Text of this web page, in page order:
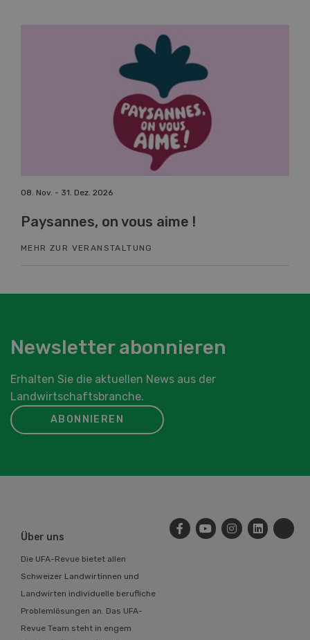
08. Nov. - 31. Dez. 2026
Paysannes, on vous aime !
MEHR ZUR VERANSTALTUNG
Newsletter abonnieren
Erhalten Sie die aktuellen News aus der
Landwirtschaftsbranche.
ABONNIEREN
Über uns
Die UFA-Revue bietet allen
Schweizer Landwirtinnen und
Landwirten individuelle berufliche
Problemlösungen an. Das UFA-
Revue Team steht in engem